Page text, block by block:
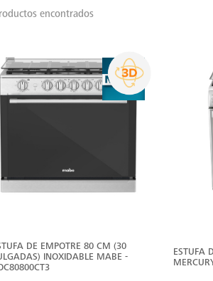
encontrados
DE EMPOTRE 80 CM (30
INOXIDABLE MABE -
ESTUFA